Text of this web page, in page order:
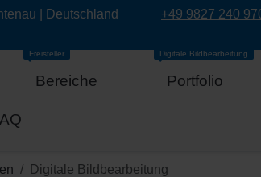
| Deutschland +49 9827 240
Bereiche
Freisteller
Portfolio
Digitale Bildbearbeitung
Digitale Bildbearbeitung